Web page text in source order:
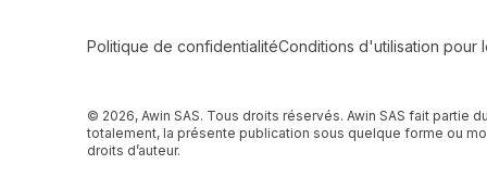
Secondary Footer Navigation
Politique de confidentialitéConditions d'utilisation pour
© 2026, Awin SAS. Tous droits réservés. Awin SAS fait partie
totalement, la présente publication sous quelque forme ou
droits d’auteur.